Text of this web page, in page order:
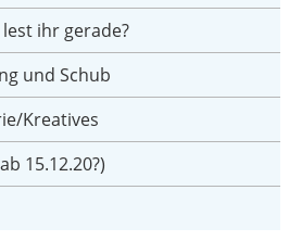
ihr gerade?
und Schub
Kreatives
15.12.20?)